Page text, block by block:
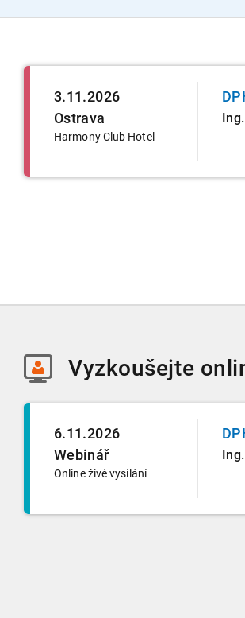
3.11.2026
Ostrava
Harmony Club Hotel
Vyzkoušejte
6.11.2026
Webinář
Online živé vysílání